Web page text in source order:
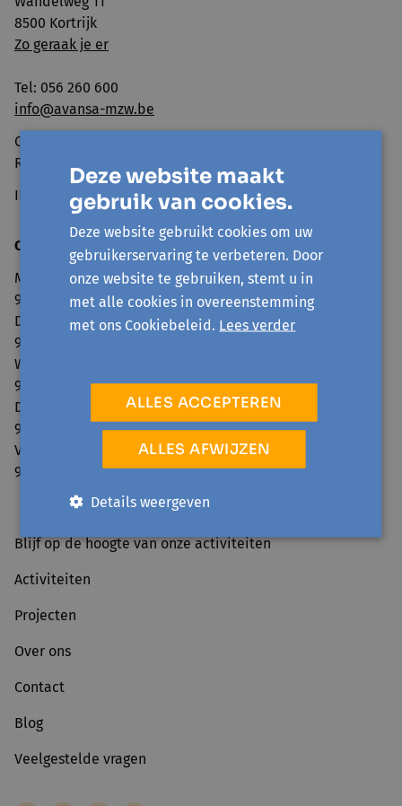
8500 Kortrijk
Zo geraak je er
Tel: 056 260 600
info@avansa-mzw.be
Ondernemingsnummer: BE0859.901.733
RPR GENT, afd. KORTRIJK
IBAN BE69 0014 0920 4478
Openingsuren onthaal:
Maandag:
9.00 - 12.30 / 13.30 - 16.00
Dinsdag:
9.00 - 12.30 / 13.30 - 16.00
Woensdag:
9.00 - 12.30
Donderdag:
9.00 - 12.30 / 13.30 - 16.00
Vrijdag:
9.00 - 12.30
Blijf op de hoogte van onze activiteiten
Activiteiten
Projecten
Over ons
Contact
Blog
Veelgestelde vragen
Deze website maakt
gebruik van cookies.
Deze website gebruikt cookies om uw
gebruikerservaring te verbeteren. Door
onze website te gebruiken, stemt u in
met alle cookies in overeenstemming
met ons Cookiebeleid. Lees verder
ALLES ACCEPTEREN
ALLES AFWIJZEN
Details weergeven